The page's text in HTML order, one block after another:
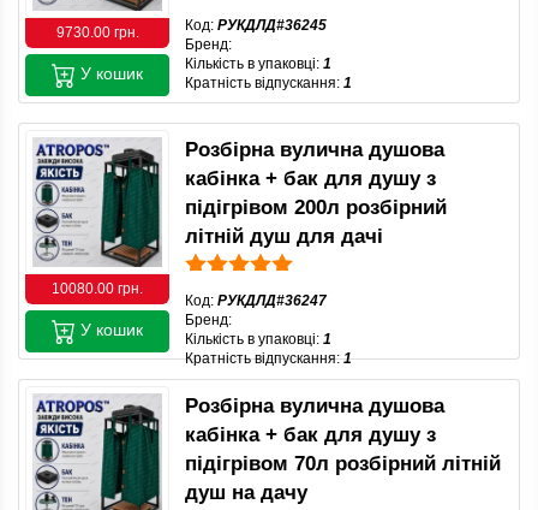
9730.00 грн. Код: РУКДЛД#36245
Бренд:
Кількість в упаковці: 1
Кратність відпускання: 1
У кошик
10080.00 грн.
Розбірна вулична душова
кабінка + бак для душу з
підігрівом 200л розбірний
літній душ для дачі
Код: РУКДЛД#36247
Бренд:
Кількість в упаковці: 1
Кратність відпускання:1
У кошик
Розбірна вулична душова
кабінка + бак для душу з
підігрівом 70л розбірний літній
душ на дачу